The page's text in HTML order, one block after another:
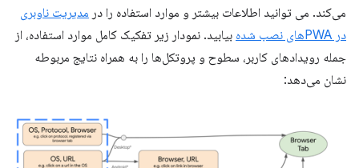
می‌کند. می توانید اطلاعات بیشتر و موارد استفاده را در مدیریت ناوبری
در PWAهای نصب شده
بیابید. نمودار زیر تفکیک کامل موارد استفاده، از
جمله رویدادهای کاربر، سطوح و پروتکل‌ها را به همراه نتایج مربوطه
نشان می‌دهد: